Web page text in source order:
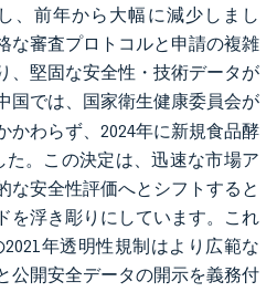
、前年から大幅に減少しまし
な審査プロトコルと申請の複雑
、堅固な安全性・技術データが
国では、国家衛生健康委員会が
かわらず、2024年に新規食品酵
。この決定は、迅速な市場ア
な安全性評価へとシフトすると
を浮き彫りにしています。これ
年透明性規制はより広範な
公開安全データの開示を義務付